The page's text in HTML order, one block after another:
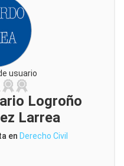
usuario
Logroño
Larrea
en Derecho Civil